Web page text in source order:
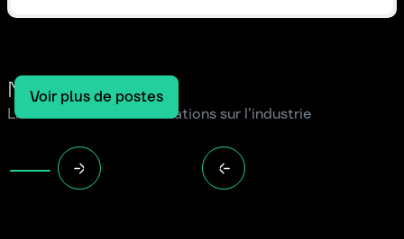
Notre blog
Lire les dernières informations sur l'industrie
Voir plus de postes